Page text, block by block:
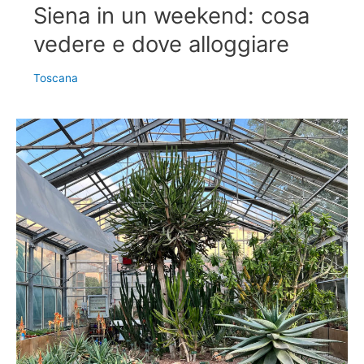
Siena in un weekend: cosa
vedere e dove alloggiare
Toscana